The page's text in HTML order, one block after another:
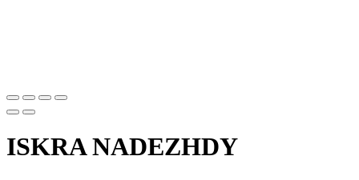
ISKRA NADEZHDY